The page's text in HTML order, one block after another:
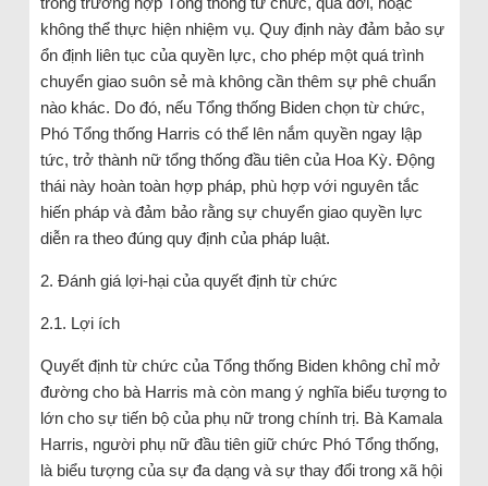
không thể thực hiện nhiệm vụ. Quy định này đảm bảo sự
ổn định liên tục của quyền lực, cho phép một quá trình
chuyển giao suôn sẻ mà không cần thêm sự phê chuẩn
nào khác. Do đó, nếu Tổng thống Biden chọn từ chức,
Phó Tổng thống Harris có thể lên nắm quyền ngay lập
tức, trở thành nữ tổng thống đầu tiên của Hoa Kỳ. Động
thái này hoàn toàn hợp pháp, phù hợp với nguyên tắc
hiến pháp và đảm bảo rằng sự chuyển giao quyền lực
diễn ra theo đúng quy định của pháp luật.
2. Đánh giá lợi-hại của quyết định từ chức
2.1. Lợi ích
Quyết định từ chức của Tổng thống Biden không chỉ mở
đường cho bà Harris mà còn mang ý nghĩa biểu tượng to
lớn cho sự tiến bộ của phụ nữ trong chính trị. Bà Kamala
Harris, người phụ nữ đầu tiên giữ chức Phó Tổng thống,
là biểu tượng của sự đa dạng và sự thay đổi trong xã hội